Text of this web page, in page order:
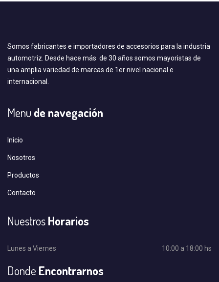
Somos fabricantes e importadores de accesorios para la industria
automotriz. Desde hace más de 30 años somos mayoristas de
una amplia variedad de marcas de 1er nivel nacional e
internacional.
Menu de navegación
Inicio
Nosotros
Productos
Contacto
NuestrosHorarios
Lunes a Viernes 10:00 a 18:00 hs
Donde Encontrarnos